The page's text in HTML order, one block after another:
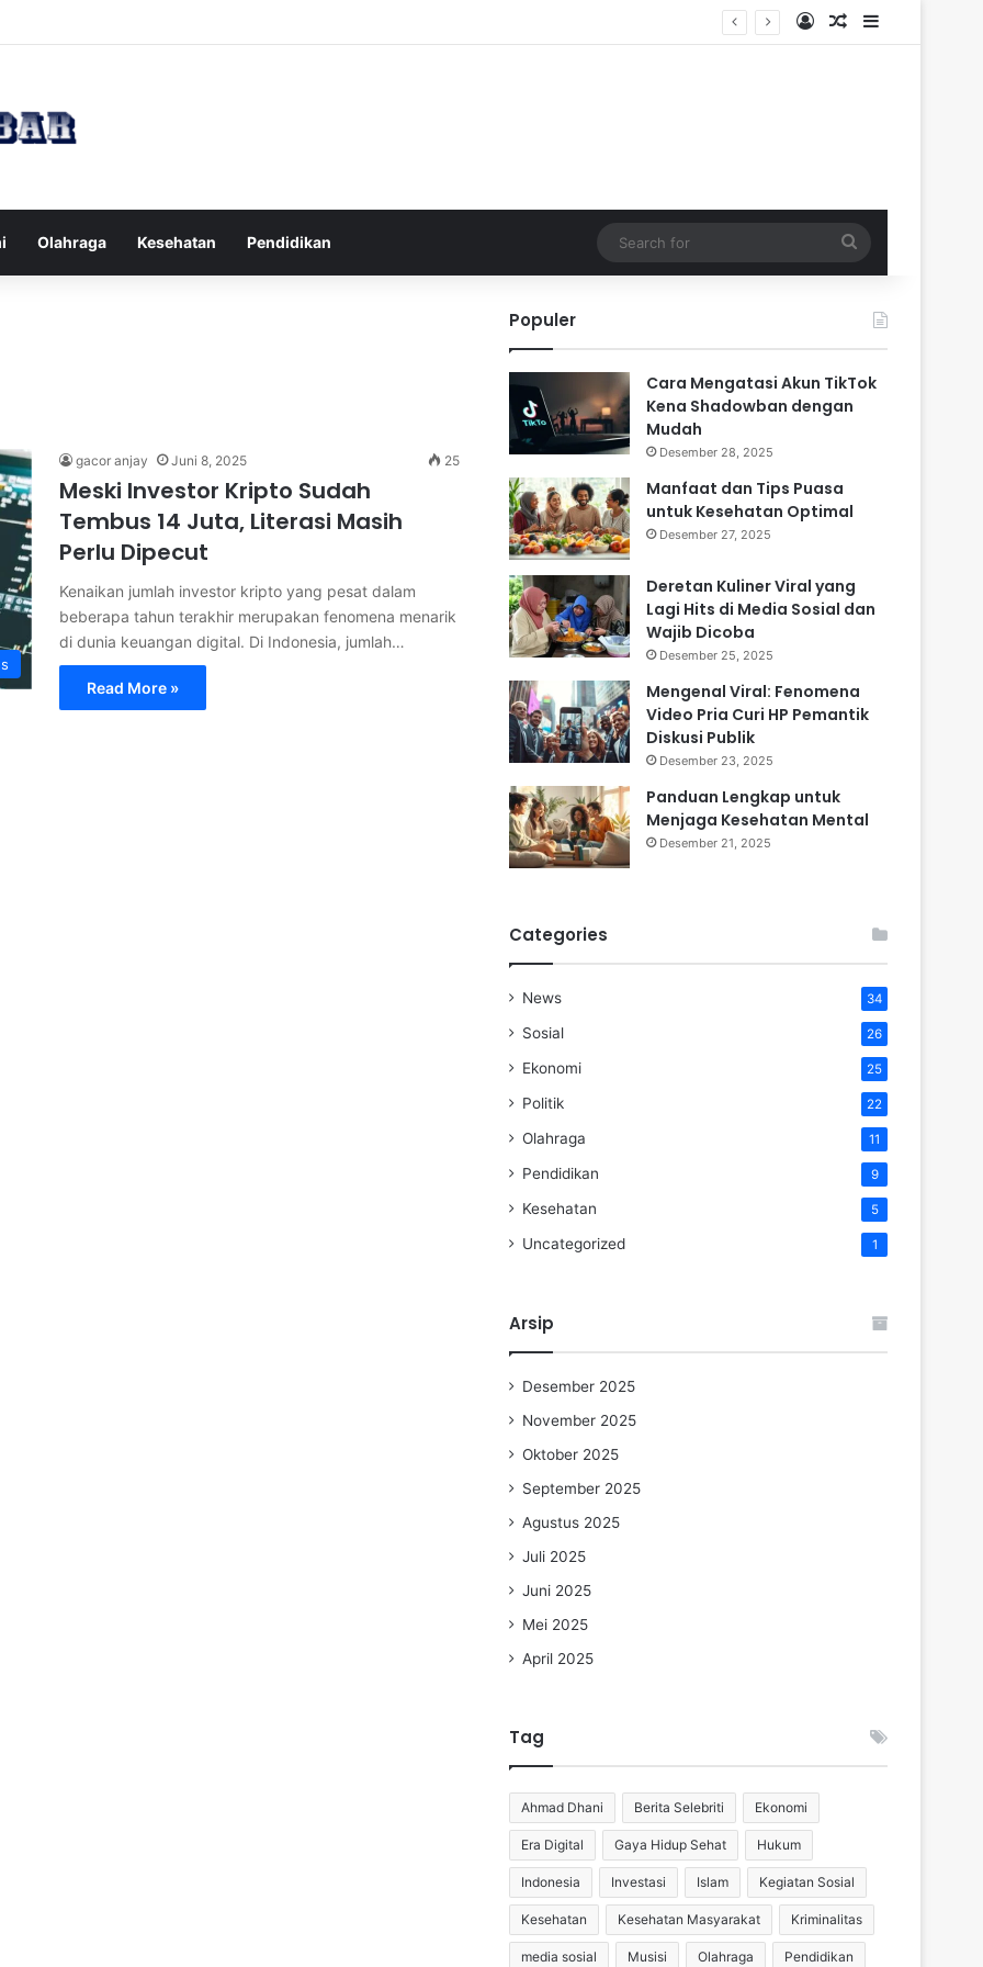
Log InRandom Article
Sidebar
Olahraga Kesehatan Pendidikan
for
gacor anjay Juni 8, 2025 25
Meski Investor Kripto Sudah
Tembus 14 Juta, Literasi Masih
Perlu Dipecut
Kenaikan jumlah investor kripto yang pesat dalam
beberapa tahun terakhir merupakan fenomena menarik
di dunia keuangan digital. Di Indonesia, jumlah…
Read More »
Populer
Cara Mengatasi Akun TikTok
Kena Shadowban dengan
Mudah
Desember 28, 2025
Manfaat dan Tips Puasa
untuk Kesehatan Optimal
Desember 27, 2025
Deretan Kuliner Viral yang
Lagi Hits di Media Sosial dan
Wajib Dicoba
Desember 25, 2025
Mengenal Viral: Fenomena
Video Pria Curi HP Pemantik
Diskusi Publik
Desember 23, 2025
Panduan Lengkap untuk
Menjaga Kesehatan Mental
Desember 21, 2025
Categories
News 34
Sosial 26
Ekonomi 25
Politik 22
Olahraga 11
Pendidikan 9
Kesehatan 5
Uncategorized 1
Arsip
Desember 2025
November 2025
Oktober 2025
September 2025
Agustus 2025
Juli 2025
Juni 2025
Mei 2025
April 2025
Tag
Ahmad Dhani Berita Selebriti Ekonomi
Era Digital Gaya Hidup Sehat Hukum
Indonesia Investasi Islam Kegiatan Sosial
Kesehatan Kesehatan Masyarakat Kriminalitas
media sosial Musisi Olahraga Pendidikan